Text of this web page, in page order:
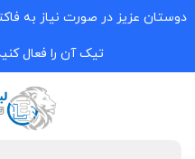
دوستان عزیز در صورت نیاز به
تیک آن را فعال